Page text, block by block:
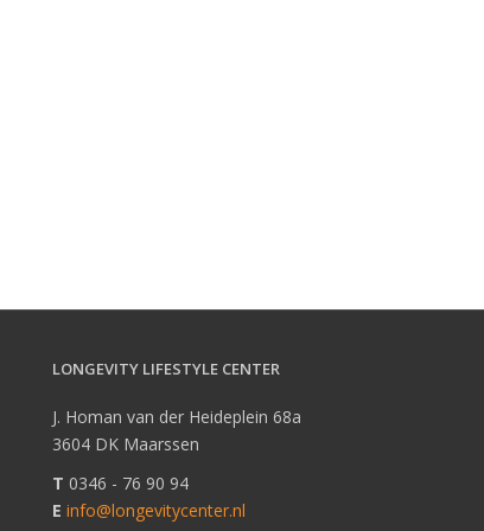
LONGEVITY LIFESTYLE CENTER
J. Homan van der Heideplein 68a
3604 DK Maarssen
T 0346 - 76 90 94
E info@longevitycenter.nl